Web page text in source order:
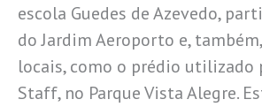
escola Guedes de Azevedo,
do Jardim Aeroporto e,
locais, como o prédio utilizado
Staff, no Parque Vista Alegre.